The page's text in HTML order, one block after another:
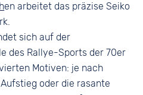
en arbeitet das präzise Seiko
sich auf der
des Rallye-Sports der 70er
Motiven: je nach
oder die rasante